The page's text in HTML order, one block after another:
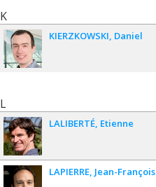
K
KIERZKOWSKI Daniel
L
LALIBERTÉ Etienne
LAPIERRE Jean-François